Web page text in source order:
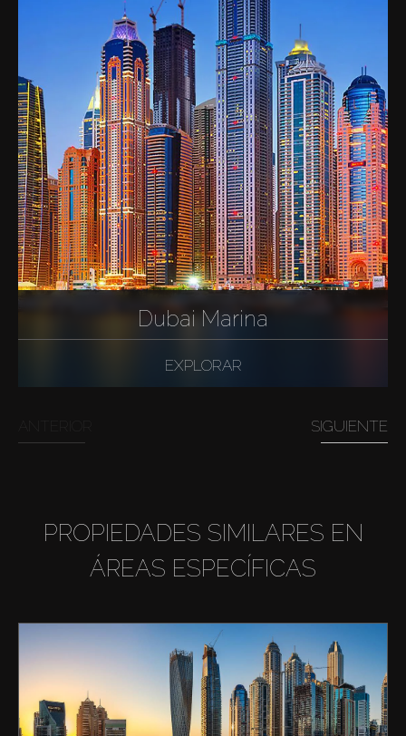
Dubai Marina
EXPLORAR
SIGUIENTE
PROPIEDADES SIMILARES EN
ÁREAS ESPECÍFICAS